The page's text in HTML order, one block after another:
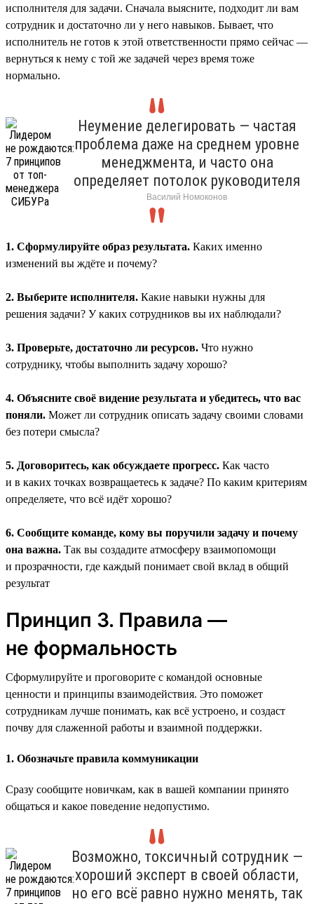
исполнителя для задачи. Сначала выясните, подходит ли вам
сотрудник и достаточно ли у него навыков. Бывает, что
исполнитель не готов к этой ответственности прямо сейчас —
вернуться к нему с той же задачей через время тоже
нормально.
Неумение делегировать — частая
проблема даже на среднем уровне
менеджмента, и часто она
определяет потолок руководителя
Василий Номоконов
1. Сформулируйте образ результата. Каких именно
изменений вы ждёте и почему?
2. Выберите исполнителя. Какие навыки нужны для
решения задачи? У каких сотрудников вы их наблюдали?
3. Проверьте, достаточно ли ресурсов. Что нужно
сотруднику, чтобы выполнить задачу хорошо?
4. Объясните своё видение результата и убедитесь, что вас
поняли. Может ли сотрудник описать задачу своими словами
без потери смысла?
5. Договоритесь, как обсуждаете прогресс. Как часто
и в каких точках возвращаетесь к задаче? По каким критериям
определяете, что всё идёт хорошо?
6. Сообщите команде, кому вы поручили задачу и почему
она важна. Так вы создадите атмосферу взаимопомощи
и прозрачности, где каждый понимает свой вклад в общий
результат
Принцип 3. Правила —
не формальность
Сформулируйте и проговорите с командой основные
ценности и принципы взаимодействия. Это поможет
сотрудникам лучше понимать, как всё устроено, и создаст
почву для слаженной работы и взаимной поддержки.
1. Обозначьте правила коммуникации
Сразу сообщите новичкам, как в вашей компании принято
общаться и какое поведение недопустимо.
Возможно, токсичный сотрудник —
хороший эксперт в своей области,
но его всё равно нужно менять, так